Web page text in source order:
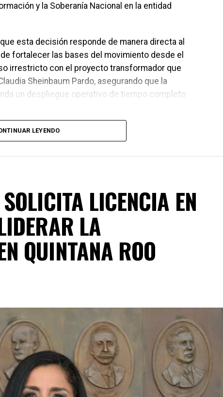
y la Soberanía Nacional en la entidad
esta decisión responde de manera directa al
fortalecer las bases del movimiento desde el
irrestricto con el proyecto transformador que
Sheinbaum Pardo, asegurando que la
un despliegue operativo de tiempo completo
Segura centró su agenda legislativa en iniciativas
la sustentabilidad turística y la equidad
actual exige priorizar la organización
LEYENDO
LICENCIA EN
LA
QUINTANA ROO